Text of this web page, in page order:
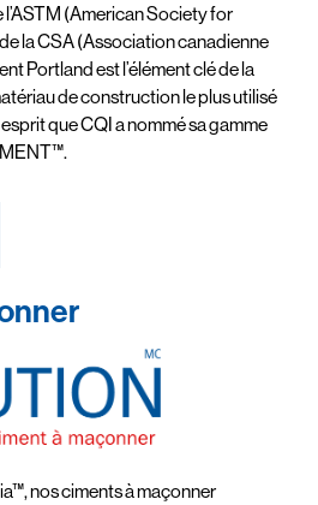
(American Society for
la CSA (Association canadienne
Portland est l’élément clé de la
de construction le plus utilisé
que CQI a nommé sa gamme
nos ciments à maçonner